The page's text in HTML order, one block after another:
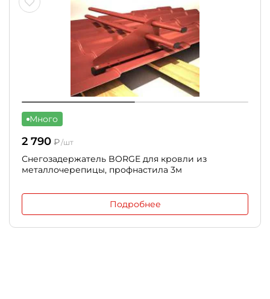
Много
2 790 ₽/шт
Снегозадержатель BORGE для кровли из
металлочерепицы, профнастила 3м
Подробнее